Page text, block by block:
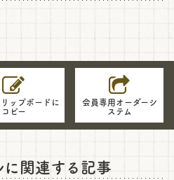
ップボードに
コピー
会員専用オーダーシ
ステム
関連する記事